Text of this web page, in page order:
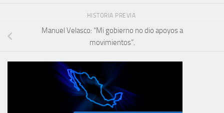
HISTORIA PREVIA
Manuel Velasco: “Mi gobierno no dio apoyos a
movimientos”.